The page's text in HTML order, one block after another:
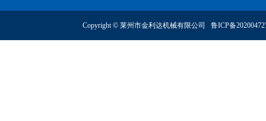
Copyright © 莱州市金利达机械有限公司 鲁ICP备